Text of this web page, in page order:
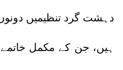
دہشت گرد تنظیمیں
ہیں، جن کے مکمل